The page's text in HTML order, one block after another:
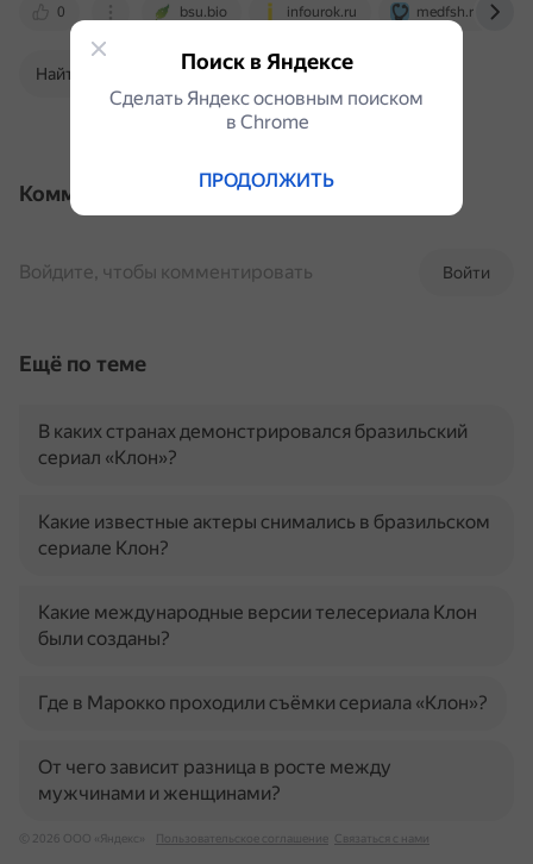
0 bsu.bio infourok.ru medfsh.ru
Найти в Поиске
Комментарии
Войти
Войдите, чтобы комментировать
Ещё по теме
В каких странах демонстрировался бразильский
сериал «Клон»?
Какие известные актеры снимались в бразильском
сериале Клон?
Какие международные версии телесериала Клон
были созданы?
Где в Марокко проходили съёмки сериала «Клон»?
От чего зависит разница в росте между
мужчинами и женщинами?
© 2026 ООО «Яндекс» Пользовательское соглашение Связаться с нами
Поиск в Яндексе
Сделать Яндекс основным поиском
в Сhrome
ПРОДОЛЖИТЬ